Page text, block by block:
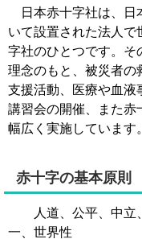
日本赤十字社は、日
いて設置された法人で
字社のひとつです。そ
理念のもと、被災者の
支援活動、医療や血液
講習会の開催、また赤
幅広く実施しています。
赤十字の基本原則
人道、公平、中立
一、世界性